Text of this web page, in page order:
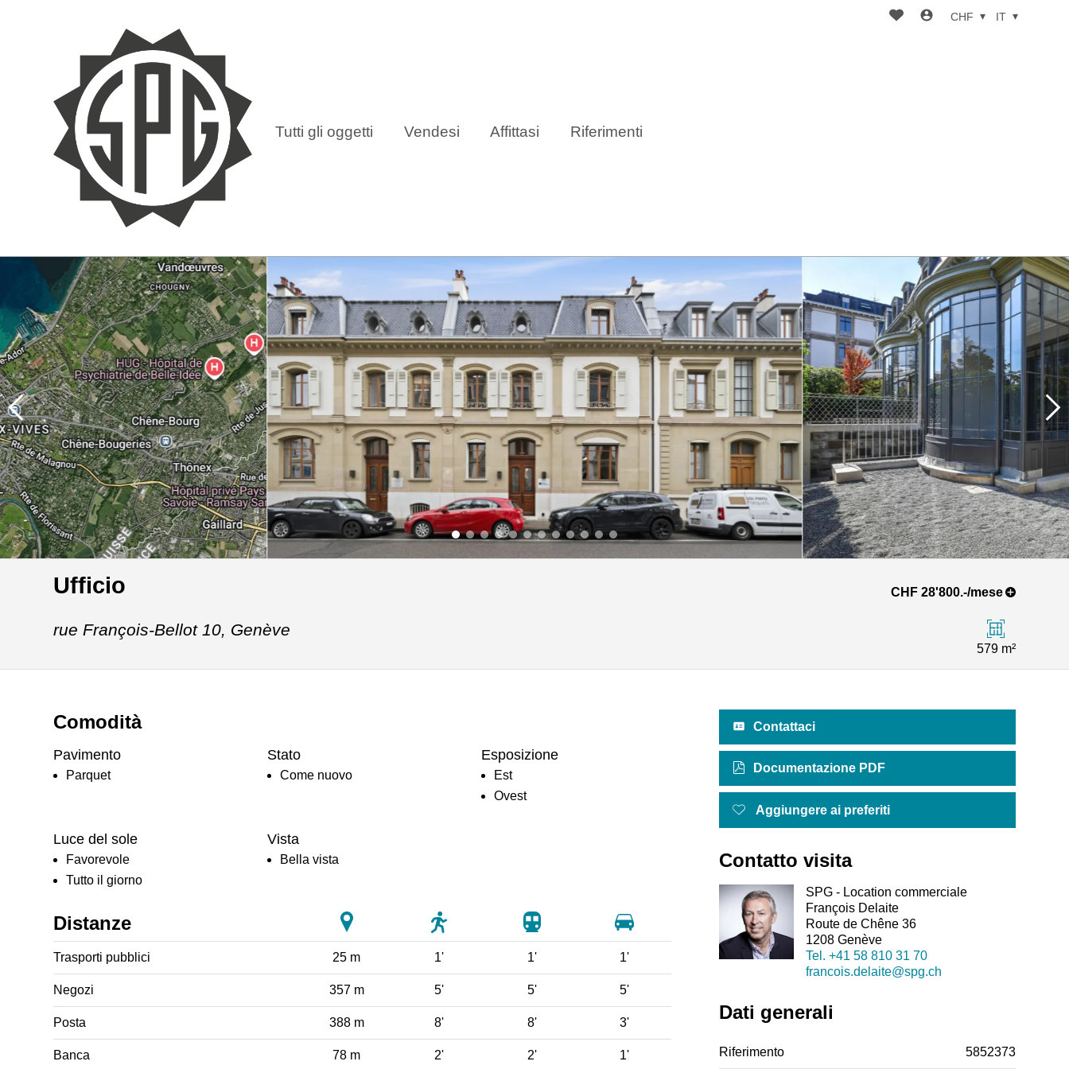
Tutti gli oggetti Vendesi Affittasi Riferimenti
CHF IT
Ufficio CHF 28'800.-/mese
rue François-Bellot 10, Genève
579 m²
Comodità
Pavimento
Parquet
Stato
Come nuovo
Esposizione
Est
Ovest
Luce del sole
Favorevole
Tutto il giorno
Vista
Bella vista
Distanze
Trasporti pubblici 25 m 1' 1' 1'
Negozi 357 m 5' 5' 5'
Posta 388 m 8' 8' 3'
Banca 78 m 2' 2' 1'
Contattaci
Documentazione PDF
Aggiungere ai preferiti
Contatto visita
SPG - Location commerciale
François Delaite
Route de Chêne 36
1208 Genève
Tel. +41 58 810 31 70
francois.delaite@spg.ch
Dati generali
Riferimento 5852373